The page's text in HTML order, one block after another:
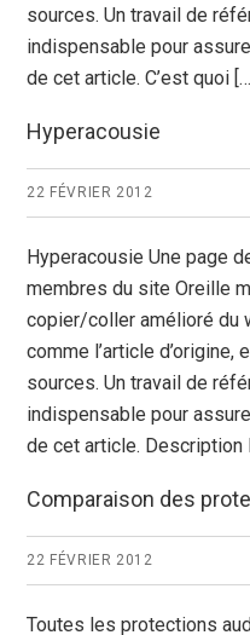
sources. Un travail de
indispensable pour
de cet article. C’est quoi
Hyperacousie
22 FÉVRIER 2012
Hyperacousie Une page
membres du site Oreille
copier/coller amélioré du
comme l’article
sources. Un travail de
indispensable pour
de cet article. Description
Comparaison des
22 FÉVRIER 2012
Toutes les protections